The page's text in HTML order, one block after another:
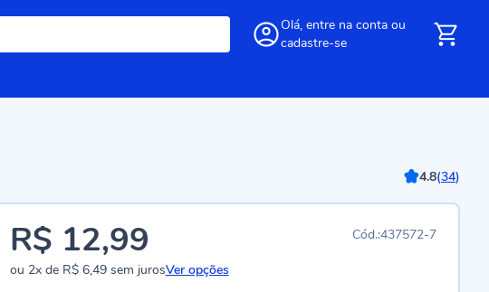
Olá, entre na conta ou
cadastre-se
4.8(34)
437572-7
R$ 12,99
ou 2xde R$ 6,49sem jurosVer opções